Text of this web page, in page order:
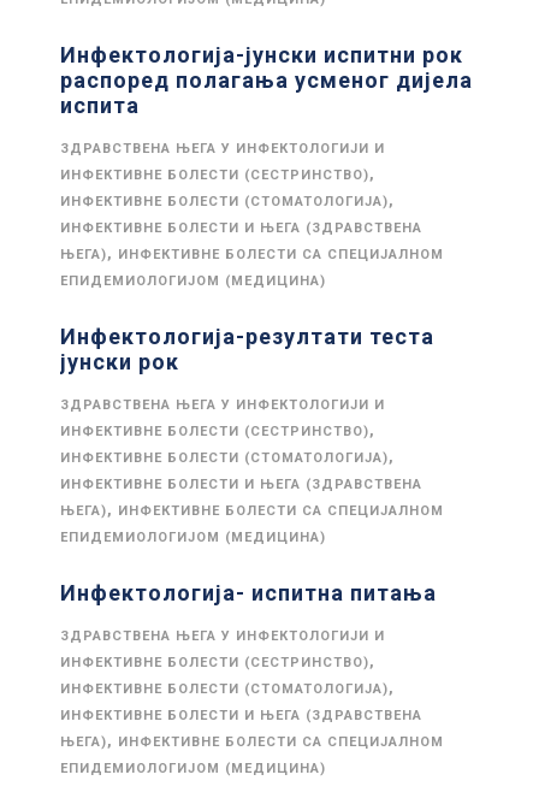
Инфектологија-јунски испитни рок
распоред полагања усменог дијела
испита
ЗДРАВСТВЕНА ЊЕГА У ИНФЕКТОЛОГИЈИ И
ИНФЕКТИВНЕ БОЛЕСТИ (СЕСТРИНСТВО),
ИНФЕКТИВНЕ БОЛЕСТИ (СТОМАТОЛОГИЈА),
ИНФЕКТИВНЕ БОЛЕСТИ И ЊЕГА (ЗДРАВСТВЕНА
ЊЕГА), ИНФЕКТИВНЕ БОЛЕСТИ СА СПЕЦИЈАЛНОМ
ЕПИДЕМИОЛОГИЈОМ (МЕДИЦИНА)
Инфектологија-резултати теста
јунски рок
ЗДРАВСТВЕНА ЊЕГА У ИНФЕКТОЛОГИЈИ И
ИНФЕКТИВНЕ БОЛЕСТИ (СЕСТРИНСТВО),
ИНФЕКТИВНЕ БОЛЕСТИ (СТОМАТОЛОГИЈА),
ИНФЕКТИВНЕ БОЛЕСТИ И ЊЕГА (ЗДРАВСТВЕНА
ЊЕГА), ИНФЕКТИВНЕ БОЛЕСТИ СА СПЕЦИЈАЛНОМ
ЕПИДЕМИОЛОГИЈОМ (МЕДИЦИНА)
Инфектологија- испитна питања
ЗДРАВСТВЕНА ЊЕГА У ИНФЕКТОЛОГИЈИ И
ИНФЕКТИВНЕ БОЛЕСТИ (СЕСТРИНСТВО),
ИНФЕКТИВНЕ БОЛЕСТИ (СТОМАТОЛОГИЈА),
ИНФЕКТИВНЕ БОЛЕСТИ И ЊЕГА (ЗДРАВСТВЕНА
ЊЕГА), ИНФЕКТИВНЕ БОЛЕСТИ СА СПЕЦИЈАЛНОМ
ЕПИДЕМИОЛОГИЈОМ (МЕДИЦИНА)